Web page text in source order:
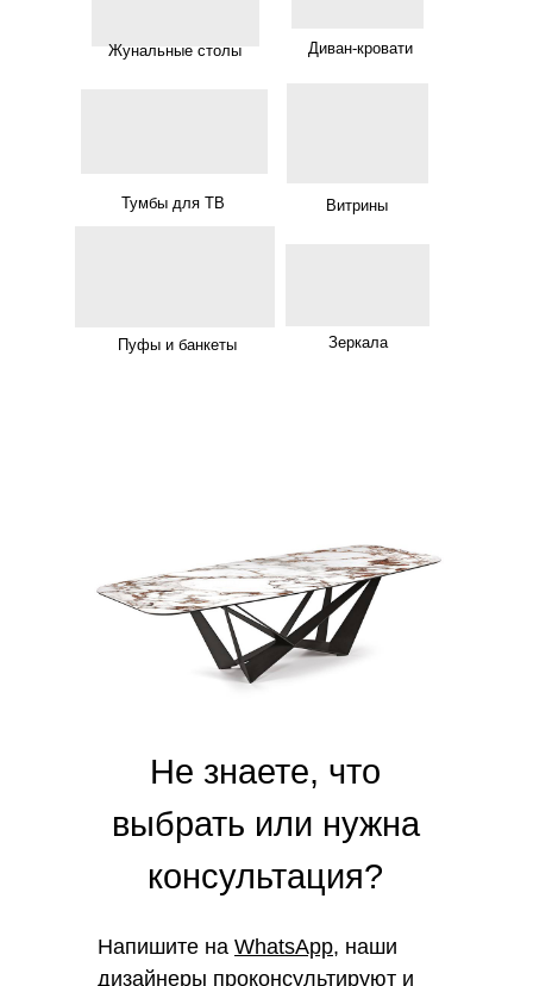
Витрины
Диван-кровати
Тумбы для ТВ
Жунальные столы
Пуфы и банкеты Зеркала
Напишите на WhatsApp, наши
дизайнеры проконсультируют и
Не знаете, что
выбрать или нужна
консультация?